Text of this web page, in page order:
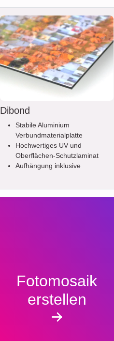
Dibond
Stabile Aluminium
Verbundmaterialplatte
Hochwertiges UV und
Oberflächen-Schutzlaminat
Aufhängung inklusive
Fotomosaik
erstellen